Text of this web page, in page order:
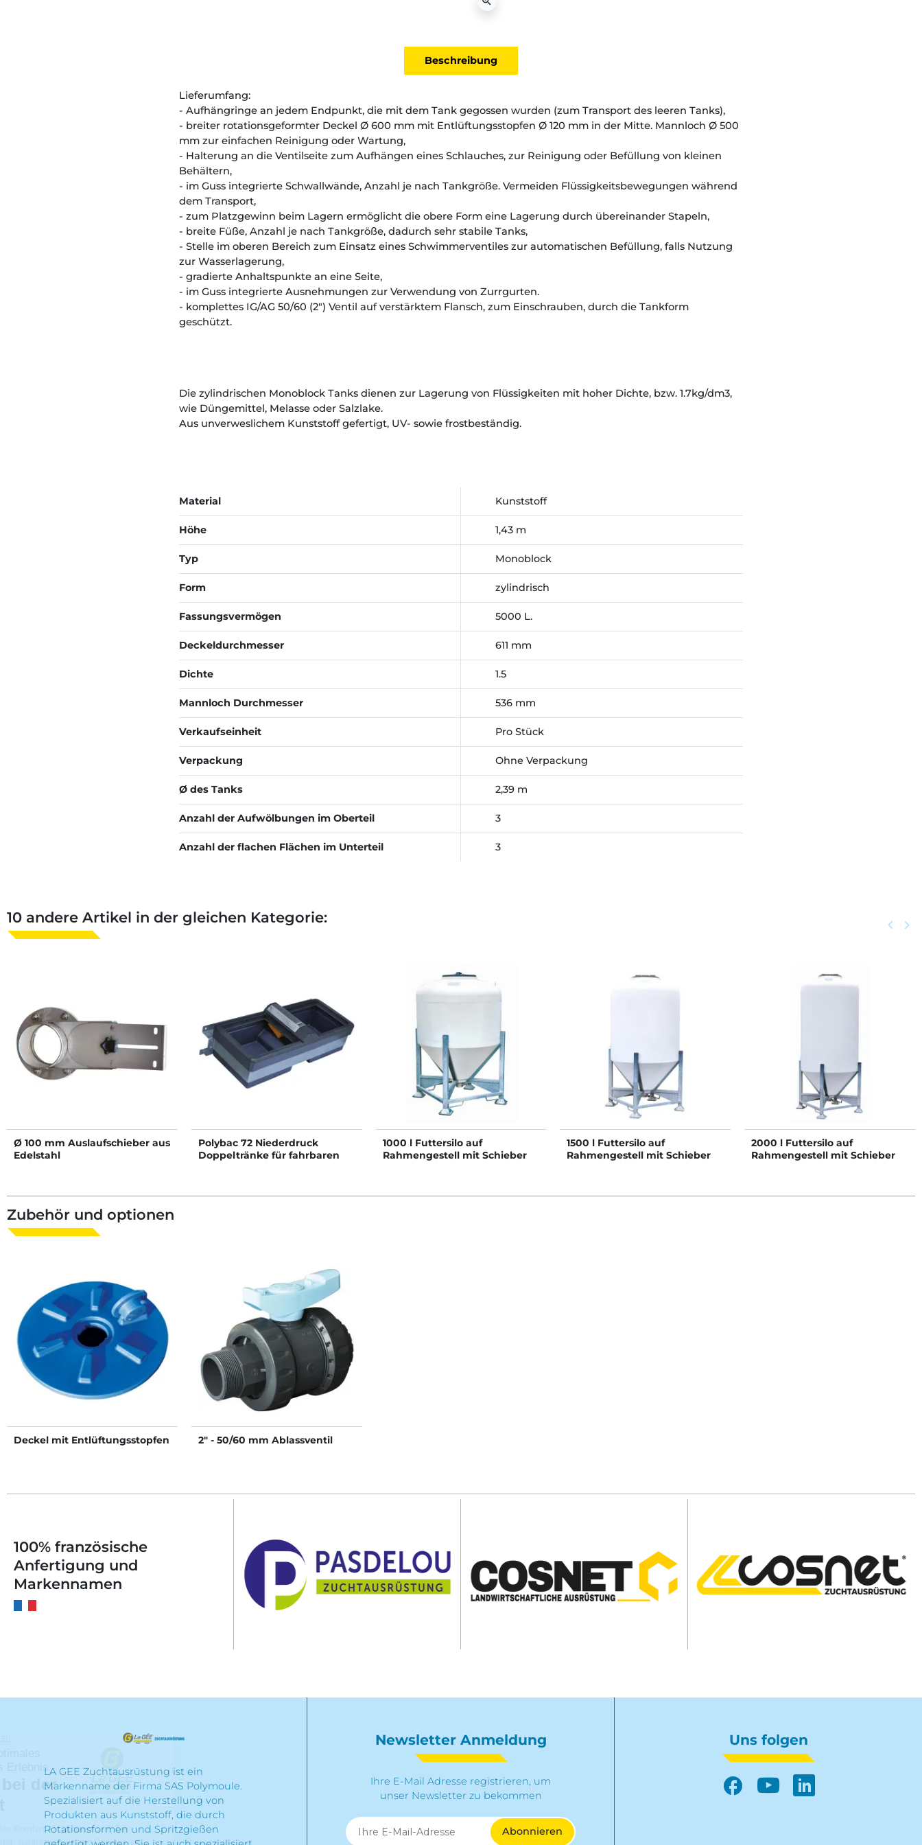
Beschreibung
Lieferumfang:
- Aufhängringe an jedem Endpunkt, die mit dem Tank gegossen wurden (zum Transport des leeren Tanks),
- breiter rotationsgeformter Deckel Ø 600 mm mit Entlüftungsstopfen Ø 120 mm in der Mitte. Mannloch Ø 500
mm zur einfachen Reinigung oder Wartung,
- Halterung an die Ventilseite zum Aufhängen eines Schlauches, zur Reinigung oder Befüllung von kleinen
Behältern,
- im Guss integrierte Schwallwände, Anzahl je nach Tankgröße. Vermeiden Flüssigkeitsbewegungen während
dem Transport,
- zum Platzgewinn beim Lagern ermöglicht die obere Form eine Lagerung durch übereinander Stapeln,
- breite Füße, Anzahl je nach Tankgröße, dadurch sehr stabile Tanks,
- Stelle im oberen Bereich zum Einsatz eines Schwimmerventiles zur automatischen Befüllung, falls Nutzung
zur Wasserlagerung,
- gradierte Anhaltspunkte an eine Seite,
- im Guss integrierte Ausnehmungen zur Verwendung von Zurrgurten.
- komplettes IG/AG 50/60 (2") Ventil auf verstärktem Flansch, zum Einschrauben, durch die Tankform
geschützt.
Die zylindrischen Monoblock Tanks dienen zur Lagerung von Flüssigkeiten mit hoher Dichte, bzw. 1.7kg/dm3,
wie Düngemittel, Melasse oder Salzlake.
Aus unverweslichem Kunststoff gefertigt, UV- sowie frostbeständig.
Material Kunststoff
Höhe 1,43 m
Typ Monoblock
Form zylindrisch
Fassungsvermögen 5000 L.
Deckeldurchmesser 611 mm
Dichte 1.5
Mannloch Durchmesser 536 mm
Verkaufseinheit Pro Stück
Verpackung Ohne Verpackung
Ø des Tanks 2,39 m
Anzahl der Aufwölbungen im Oberteil 3
Anzahl der flachen Flächen im Unterteil 3
10 andere Artikel in der gleichen Kategorie: Zurück
keyboard_arrow_left keyboard_arrow_right
Ø 100 mm Auslaufschieber aus
Edelstahl
Polybac 72 Niederdruck
Doppeltränke für fahrbaren
1000 l Futtersilo auf
Rahmengestell mit Schieber
1500 l Futtersilo auf
Rahmengestell mit Schieber
2000 l Futtersilo auf
Rahmengestell mit Schieber
Zubehör und optionen
Deckel mit Entlüftungsstopfen 2" - 50/60 mm Ablassventil
100% französische
Anfertigung und
Markennamen
LA GEE Zuchtausrüstung ist ein
Markenname der Firma SAS Polymoule.
Spezialisiert auf die Herstellung von
Produkten aus Kunststoff, die durch
Rotationsformen und Spritzgießen
Newsletter Anmeldung
Ihre E-Mail Adresse registrieren, um
unser Newsletter zu bekommen
Uns folgen